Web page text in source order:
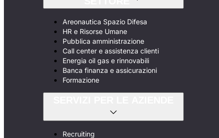
Areonautica Spazio Difesa
HR e Risorse Umane
Pubblica amministrazione
Call center e assistenza clienti
Energia oil gas e rinnovabili
Banca finanza e assicurazioni
Formazione
Recruiting